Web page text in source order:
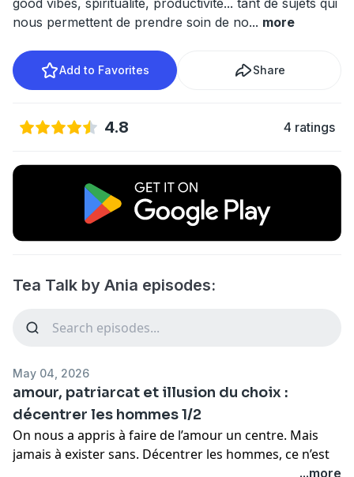
good vibes, spiritualité, productivité... tant de sujets qui
nous permettent de prendre soin de no... more
Add to Favorites Share
4.8 4 ratings
Tea Talk by Ania episodes:
May 04, 2026
amour, patriarcat et illusion du choix :
décentrer les hommes 1/2
On nous a appris à faire de l’amour un centre. Mais
jamais à exister sans. Décentrer les hommes, ce n’est
...more